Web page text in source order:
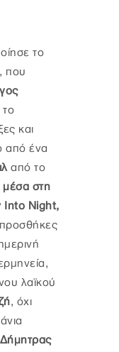
το
, που
και
από ένα
από το
μέσα στη
Into Night,
λαϊκού
, όχι
Δήμητρας